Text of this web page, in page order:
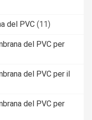
del PVC (11)
del PVC per
del PVC per il
del PVC per